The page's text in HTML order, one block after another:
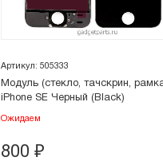
Артикул: 505333
Модуль (стекло, тачскрин,
iPhone SE Черный (Black)
Ожидаем
800 ₽